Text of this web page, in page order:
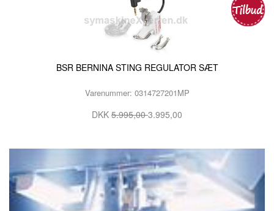
BSR BERNINA STING REGULATOR SÆT
Varenummer: 0314727201MP
DKK 5.995,003.995,00